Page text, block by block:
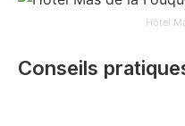
Hôtel
Conseils